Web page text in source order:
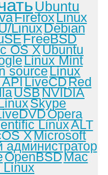
Ubuntu
FirefoxLinux
LinuxDebian
FreeBSD
OS XUbuntu
Linux Mint
sourceLinux
LiveCDRed
USBNVIDIA
Skype
Opera
LinuxALT
XMicrosoft
OpenBSDMac
Linux